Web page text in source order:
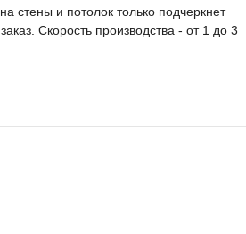
стены и потолок только подчеркнет
Скорость производства - от 1 до 3